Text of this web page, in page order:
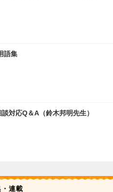
語集
対応Q＆A（鈴木邦明先生）
・連載